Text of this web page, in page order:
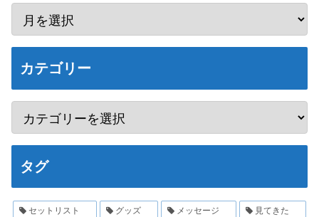
カテゴリー
タグ
セットリスト グッズ メッセージ 見てきた